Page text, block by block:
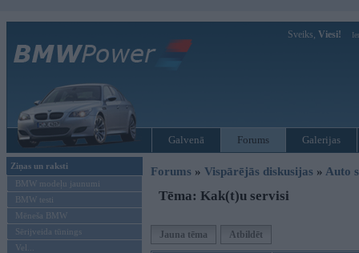
Sveiks, Viesi!
Galvenā Forums Galerijas
Ziņas un raksti
BMW modeļu jaunumi
BMW testi
Mēneša BMW
Sērijveida tūnings
Vel...
Forums » Vispārējās diskusijas » Auto
Tēma: Kak(t)u servisi
Jauna tēma Atbildēt